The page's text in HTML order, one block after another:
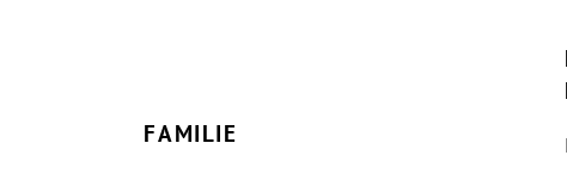
FAMILIE